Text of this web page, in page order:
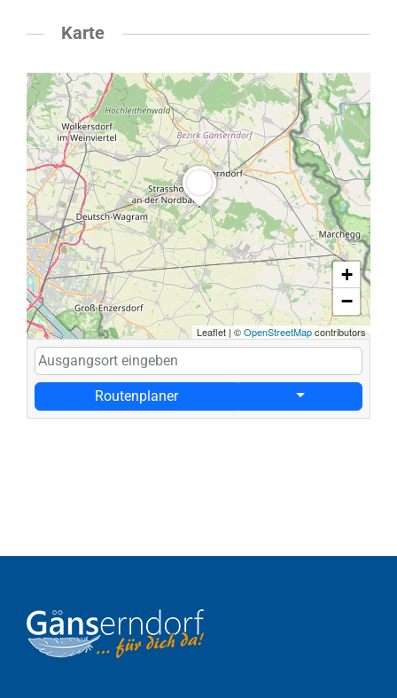
Karte
+
−
Leaflet | ©OpenStreetMapcontributors
Routenplaner